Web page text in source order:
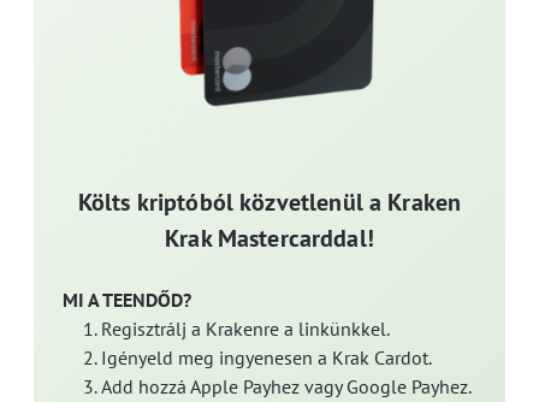
Költs kriptóból közvetlenül a Kraken
Krak Mastercarddal!
MI A TEENDŐD?
Regisztrálj a Krakenre a linkünkkel.
Igényeld meg ingyenesen a Krak Cardot.
Add hozzá Apple Payhez vagy Google Payhez.